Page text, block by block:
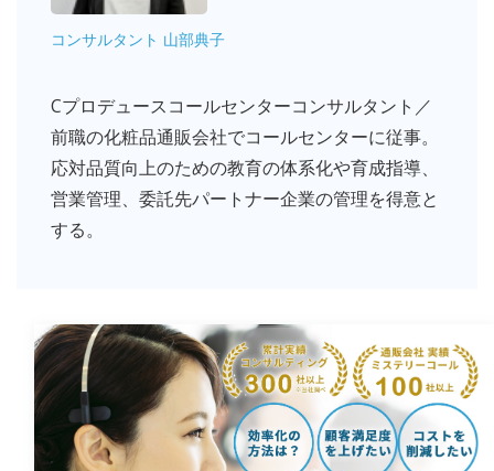
コンサルタント 山部典子
Cプロデュースコールセンターコンサルタント／
前職の化粧品通販会社でコールセンターに従事。
応対品質向上のための教育の体系化や育成指導、
営業管理、委託先パートナー企業の管理を得意と
する。